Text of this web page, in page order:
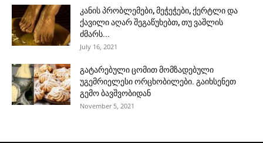
კანის პრობლემები, მეჭეჭები, ქერტლი და
ქავილი აღარ შეგაწუხებთ, თუ ვაშლის
ძმარს...
July 16, 2021
გატარებული ცომით მომზადებული
უგემრიელესი ორცხობილები. გაიხსენეთ
გემო ბავშვობიდან
November 5, 2021